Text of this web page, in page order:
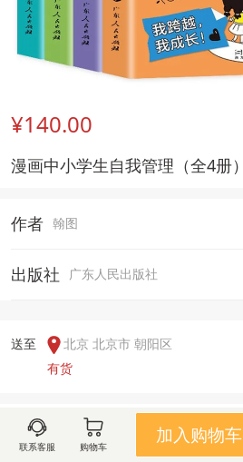
¥140.00
漫画中小学生自我管理（全4册）
作者 翰图
出版社 广东人民出版社
送至
北京 北京市 朝阳区
有货
用户评论(
联系客服 购物车
加入购物车